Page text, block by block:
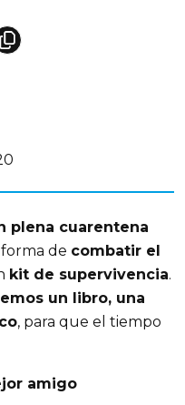
plena cuarentena
de combatir el
kit de supervivencia.
un libro, una
, para que el tiempo
amigo